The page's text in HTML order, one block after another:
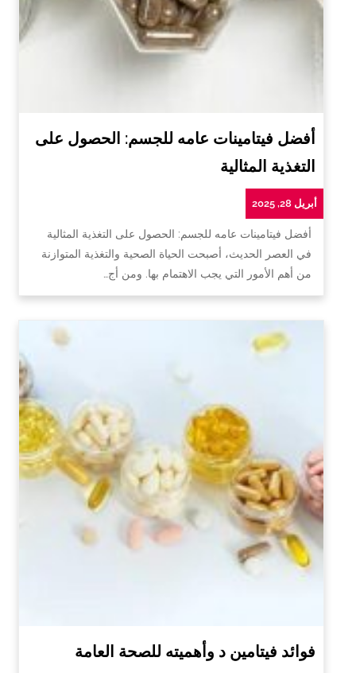
أفضل فيتامينات عامه للجسم: الحصول على
التغذية المثالية
أبريل 28, 2025
أفضل فيتامينات عامه للجسم: الحصول على التغذية المثالية
في العصر الحديث، أصبحت الحياة الصحية والتغذية المتوازنة
من أهم الأمور التي يجب الاهتمام بها. ومن أج…
فوائد فيتامين د وأهميته للصحة العامة